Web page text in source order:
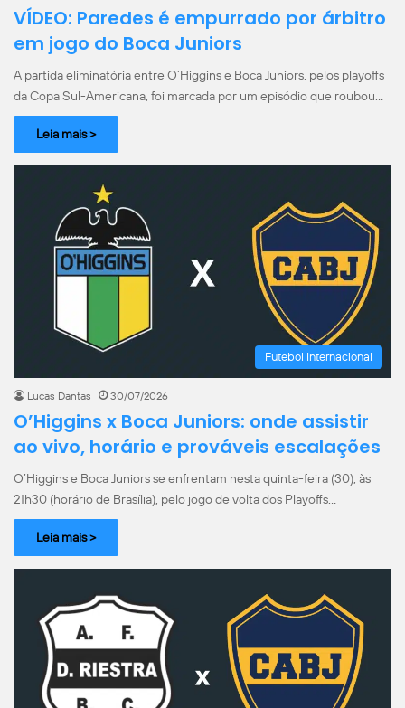
VÍDEO: Paredes é empurrado por árbitro
em jogo do Boca Juniors
A partida eliminatória entre O’Higgins e Boca Juniors, pelos playoffs
da Copa Sul-Americana, foi marcada por um episódio que roubou…
Leia mais >
Futebol Internacional
Lucas Dantas 30/07/2026
O’Higgins x Boca Juniors: onde assistir
ao vivo, horário e prováveis escalações
O’Higgins e Boca Juniors se enfrentam nesta quinta-feira (30), às
21h30 (horário de Brasília), pelo jogo de volta dos Playoffs…
Leia mais >